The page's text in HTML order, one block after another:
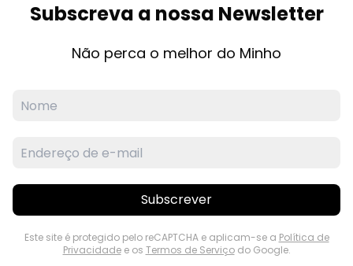
Subscreva a nossa Newsletter
Não perca o melhor do Minho
Subscrever
Este site é protegido pelo reCAPTCHA e aplicam-se a Política de
Privacidadee os Termos de Serviçodo Google.